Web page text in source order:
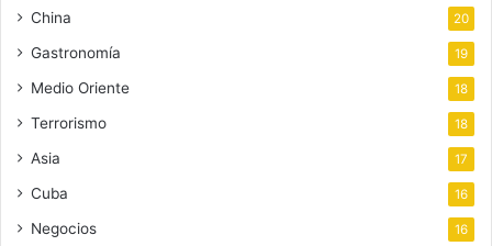
China 20
Gastronomía 19
Medio Oriente 18
Terrorismo 18
Asia 17
Cuba 16
Negocios 16